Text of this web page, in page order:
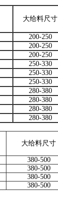
大给料尺寸
200-250
200-250
200-250
250-330
250-330
250-330
280-380
280-380
280-380
280-380
大给料尺寸
380-500
380-500
380-500
380-500